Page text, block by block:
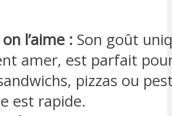
l’aime : Son goût
amer, est parfait
pizzas ou
est rapide.